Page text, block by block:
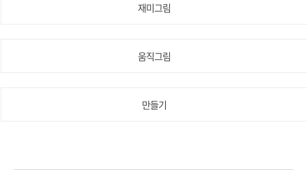
재미그림
움직그림
만들기